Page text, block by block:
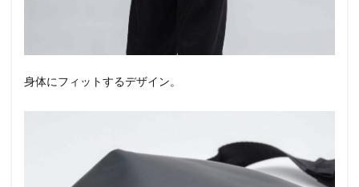
身体にフィットするデザイン。